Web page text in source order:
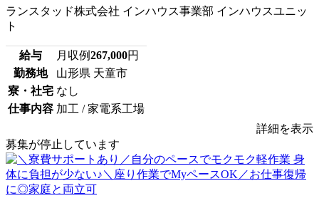
ランスタッド株式会社 インハウス事業部 インハウスユニッ
ト
給与 月収例267,000円
勤務地
山形県 天童市
寮・社宅 なし
仕事内容 加工 / 家電系工場
詳細を表示
募集が停止しています